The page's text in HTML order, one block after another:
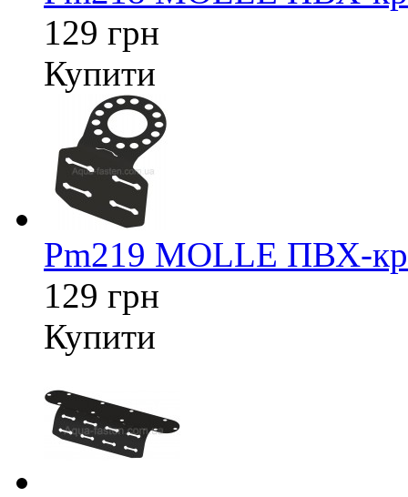
129 грн
Купити
Pm219 MOLLE ПВХ-
129 грн
Купити